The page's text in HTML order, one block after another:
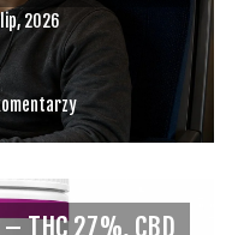
2026
THC 27%, CBD